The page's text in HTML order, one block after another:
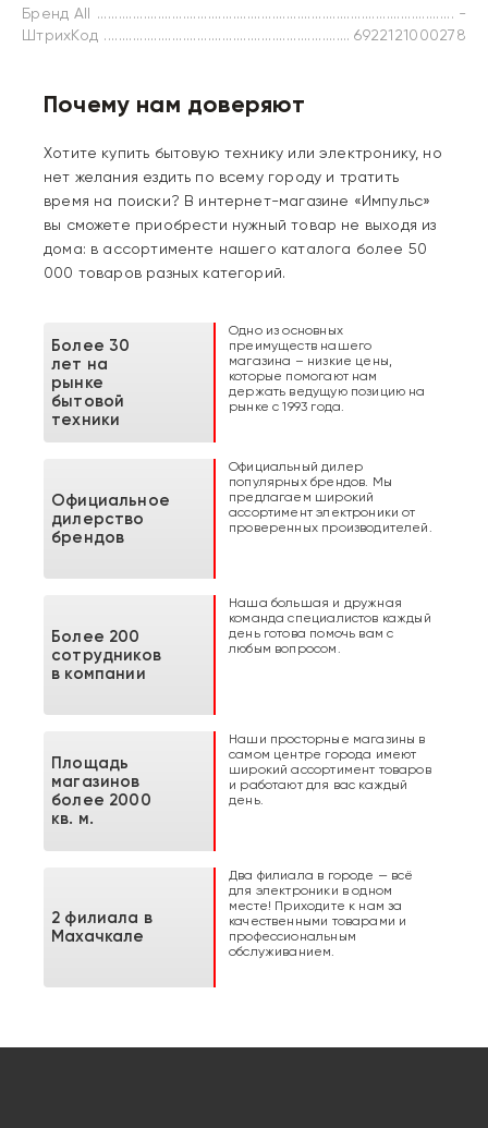
Бренд All
-
ШтрихКод
6922121000278
Почему нам доверяют
Хотите купить бытовую технику или электронику, но
нет желания ездить по всему городу и тратить
время на поиски? В интернет-магазине «Импульс»
вы сможете приобрести нужный товар не выходя из
дома: в ассортименте нашего каталога более 50
000 товаров разных категорий.
Более 30
лет на
рынке
бытовой
техники
Одно из основных
преимуществ нашего
магазина – низкие цены,
которые помогают нам
держать ведущую позицию на
рынке с 1993 года.
Официальное
дилерство
брендов
Официальный дилер
популярных брендов. Мы
предлагаем широкий
ассортимент электроники от
проверенных производителей.
Более 200
сотрудников
в компании
Наша большая и дружная
команда специалистов каждый
день готова помочь вам с
любым вопросом.
Площадь
магазинов
более 2000
кв. м.
Наши просторные магазины в
самом центре города имеют
широкий ассортимент товаров
и работают для вас каждый
день.
2 филиала в
Махачкале
Два филиала в городе — всё
для электроники в одном
месте! Приходите к нам за
качественными товарами и
профессиональным
обслуживанием.